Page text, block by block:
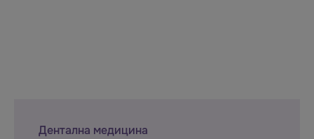
Дентална медицина